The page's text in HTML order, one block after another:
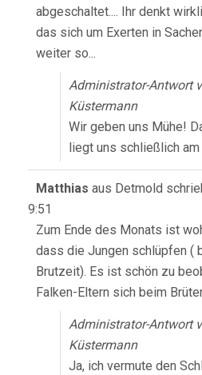
abgeschaltet.... Ihr denkt
das sich um Exerten in
weiter so...
Administrator-Antwort
Küstermann
Wir geben uns Mühe!
liegt uns schließlich
Matthias aus Detmold
9:51
Zum Ende des Monats ist
dass die Jungen schlüpfen (
Brutzeit). Es ist schön zu
Falken-Eltern sich beim
Administrator-Antwort
Küstermann
Ja, ich vermute den